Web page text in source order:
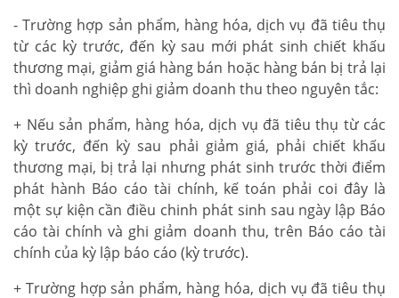
- Trường hợp sản phẩm, hàng hóa, dịch vụ đã tiêu thụ
từ các kỳ trước, đến kỳ sau mới phát sinh chiết khấu
thương mại, giảm giá hàng bán hoặc hàng bán bị trả lại
thì doanh nghiệp ghi giảm doanh thu theo nguyên tắc:
+ Nếu sản phẩm, hàng hóa, dịch vụ đã tiêu thụ từ các
kỳ trước, đến kỳ sau phải giảm giá, phải chiết khấu
thương mại, bị trả lại nhưng phát sinh trước thời điểm
phát hành Báo cáo tài chính, kế toán phải coi đây là
một sự kiện cần điều chinh phát sinh sau ngày lập Báo
cáo tài chính và ghi giảm doanh thu, trên Báo cáo tài
chính của kỳ lập báo cáo (kỳ trước).
+ Trường hợp sản phẩm, hàng hóa, dịch vụ đã tiêu thụ